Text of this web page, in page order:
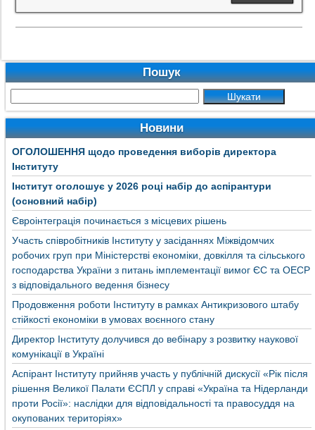
Пошук
Новини
ОГОЛОШЕННЯ щодо проведення виборів директора
Інституту
Інститут оголошує у 2026 році набір до аспірантури
(основний набір)
Євроінтеграція починається з місцевих рішень
Участь співробітників Інституту у засіданнях Міжвідомчих
робочих груп при Міністерстві економіки, довкілля та сільського
господарства України з питань імплементації вимог ЄС та ОЕСР
з відповідального ведення бізнесу
Продовження роботи Інституту в рамках Антикризового штабу
стійкості економіки в умовах воєнного стану
Директор Інституту долучився до вебінару з розвитку наукової
комунікації в Україні
Аспірант Інституту прийняв участь у публічній дискусії «Рік після
рішення Великої Палати ЄСПЛ у справі «Україна та Нідерланди
проти Росії»: наслідки для відповідальності та правосуддя на
окупованих територіях»